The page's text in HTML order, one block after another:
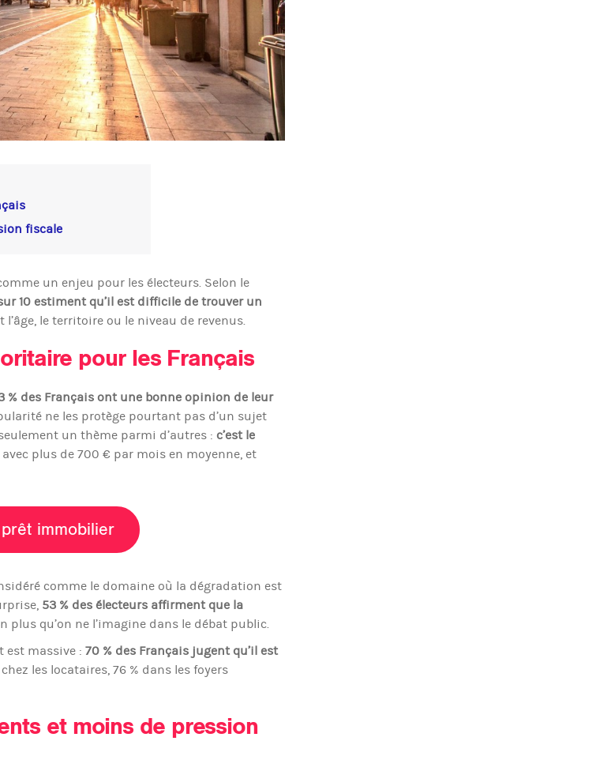
fiscale
un enjeu pour les électeurs. Selon le
10 estiment qu’il est difficile de trouver un
le territoire ou le niveau de revenus.
pour les Français
% des Français ont une bonne opinion de leur
ne les protège pourtant pas d’un sujet
un thème parmi d’autres : c’est le
, avec plus de 700 € par mois en moyenne, et
immobilier
comme le domaine où la dégradation est
53 % des électeurs affirment que la
plus qu’on ne l’imagine dans le débat public.
est massive : 70 % des Français jugent qu’il est
les locataires, 76 % dans les foyers
et moins de pression